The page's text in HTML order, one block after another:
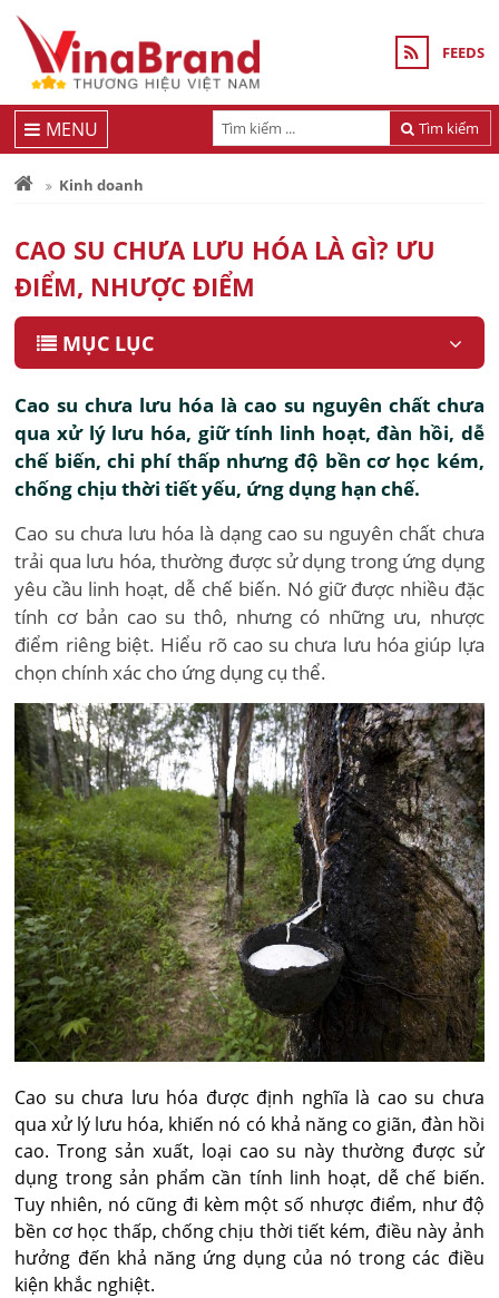
FEEDS
Tìm kiếm
MENU
Kinh doanh
CAO SU CHƯA LƯU HÓA LÀ GÌ? ƯU
ĐIỂM, NHƯỢC ĐIỂM
MỤC LỤC
Cao su chưa lưu hóa là cao su nguyên chất chưa
qua xử lý lưu hóa, giữ tính linh hoạt, đàn hồi, dễ
chế biến, chi phí thấp nhưng độ bền cơ học kém,
chống chịu thời tiết yếu, ứng dụng hạn chế.
Cao su chưa lưu hóa là dạng cao su nguyên chất chưa
trải qua lưu hóa, thường được sử dụng trong ứng dụng
yêu cầu linh hoạt, dễ chế biến. Nó giữ được nhiều đặc
tính cơ bản cao su thô, nhưng có những ưu, nhược
điểm riêng biệt. Hiểu rõ cao su chưa lưu hóa giúp lựa
chọn chính xác cho ứng dụng cụ thể.
Cao su chưa lưu hóa được định nghĩa là cao su chưa
qua xử lý lưu hóa, khiến nó có khả năng co giãn, đàn hồi
cao. Trong sản xuất, loại cao su này thường được sử
dụng trong sản phẩm cần tính linh hoạt, dễ chế biến.
Tuy nhiên, nó cũng đi kèm một số nhược điểm, như độ
bền cơ học thấp, chống chịu thời tiết kém, điều này ảnh
hưởng đến khả năng ứng dụng của nó trong các điều
kiện khắc nghiệt.